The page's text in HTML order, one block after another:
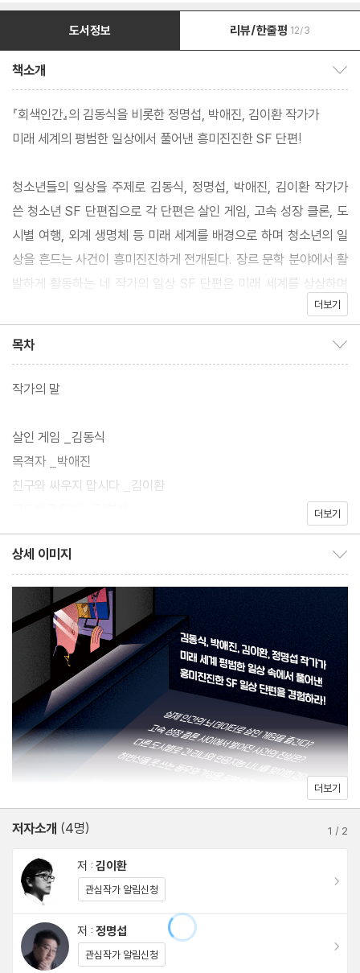
도서정보 리뷰/한줄평 12/3
책소개
『회색인간』의 김동식을 비롯한 정명섭, 박애진, 김이환 작가가
미래 세계의 평범한 일상에서 풀어낸 흥미진진한 SF 단편!
청소년들의 일상을 주제로 김동식, 정명섭, 박애진, 김이환 작가가
쓴 청소년 SF 단편집으로 각 단편은 살인 게임, 고속 성장 클론, 도
시별 여행, 외계 생명체 등 미래 세계를 배경으로 하며 청소년의 일
상을 흔드는 사건이 흥미진진하게 전개된다. 장르 문학 분야에서 활
발하게 활동하는 네 작가의 일상 SF 단편은 미래 세계를 상상하며
더보기
목차
작가의 말
살인 게임 _김동식
목격자 _박애진
친구와 싸우지 맙시다 _김이환
더보기
상세 이미지
더보기
저자소개 (4명) 1 / 2
저 : 김이환
관심작가 알림신청
저 : 정명섭
관심작가 알림신청